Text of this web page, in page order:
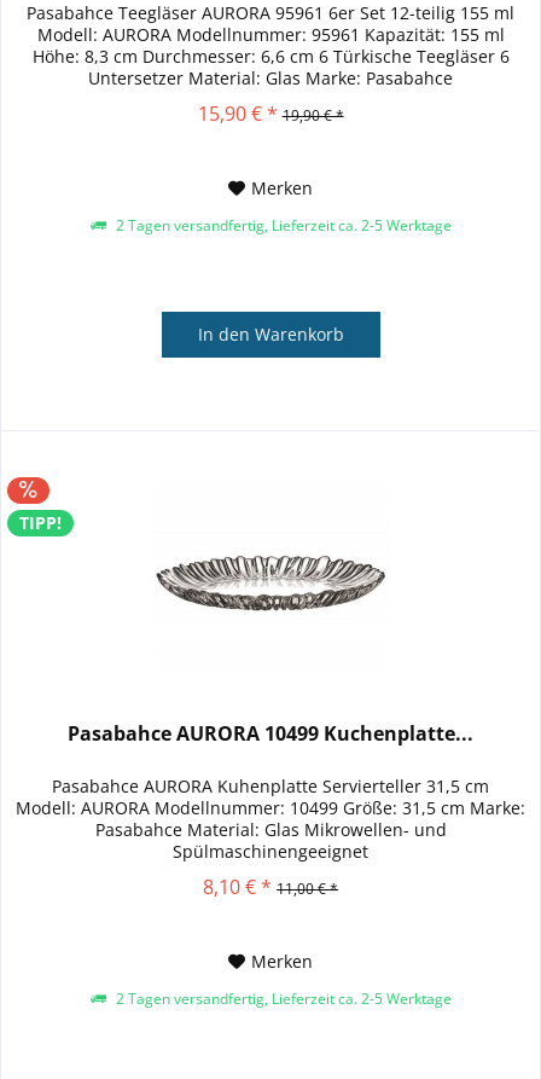
Pasabahce Teegläser AURORA 95961 6er Set 12-teilig 155 ml
Modell: AURORA Modellnummer: 95961 Kapazität: 155 ml
Höhe: 8,3 cm Durchmesser: 6,6 cm 6 Türkische Teegläser 6
Untersetzer Material: Glas Marke: Pasabahce
15,90 € * 19,90 € *
Merken
2 Tagen versandfertig, Lieferzeit ca. 2-5 Werktage
In den Warenkorb
TIPP!
Pasabahce AURORA 10499 Kuchenplatte...
Pasabahce AURORA Kuhenplatte Servierteller 31,5 cm
Modell: AURORA Modellnummer: 10499 Größe: 31,5 cm Marke:
Pasabahce Material: Glas Mikrowellen- und
Spülmaschinengeeignet
8,10 € * 11,00 € *
Merken
2 Tagen versandfertig, Lieferzeit ca. 2-5 Werktage